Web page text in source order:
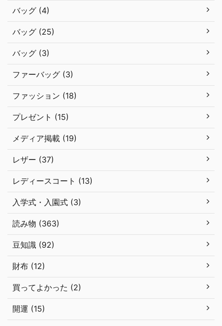
バッグ (4)
バッグ (25)
バッグ (3)
ファーバッグ (3)
ファッション (18)
プレゼント (15)
メディア掲載 (19)
レザー (37)
レディースコート (13)
入学式・入園式 (3)
読み物 (363)
豆知識 (92)
財布 (12)
買ってよかった (2)
開運 (15)